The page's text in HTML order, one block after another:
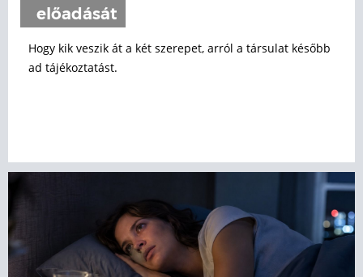
előadását
Hogy kik veszik át a két szerepet, arról a társulat később
ad tájékoztatást.